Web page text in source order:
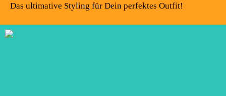
Das ultimative Styling für Dein perfektes Outfit!